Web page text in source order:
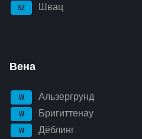
SZ Швац
Вена
W Альзергрунд
W Бригиттенау
W Дёблинг